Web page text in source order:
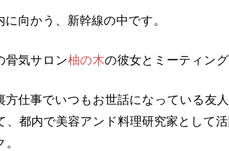
に向かう、新幹線の中です。
骨気サロン柚の木の彼女とミーティング
方仕事でいつもお世話になっている友
、都内で美容アンド料理研究家として